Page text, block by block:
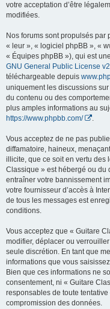
votre acceptation d’être
modifiées.
Nos forums sont propulsés
« leur », « logiciel phpBB », «
« Équipes phpBB »), qui est
GNU General Public License v2
téléchargeable depuis
uniquement les discussions
du contenu ou des
plus amples informations au
https://www.phpbb.com/
Vous acceptez de ne pas
diffamatoire, haineux,
illicite, que ce soit en vertu des
Classique » est hébergé ou du
entraîner votre bannissement
votre fournisseur d’accès à
de tous les messages est
conditions.
Vous acceptez que « Guitare
modifier, déplacer ou
seule discrétion. En tant que
informations que vous
Bien que ces informations ne
consentement, ni « Guitare
responsables de toute
compromission des données.